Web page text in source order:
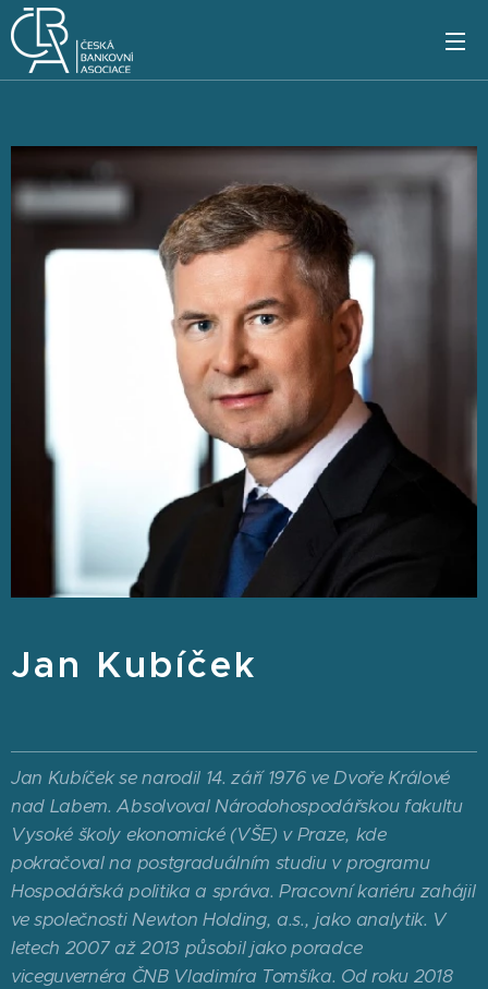
Jan Kubíček
Jan Kubíček se narodil 14. září 1976 ve Dvoře Králové
nad Labem. Absolvoval Národohospodářskou fakultu
Vysoké školy ekonomické (VŠE) v Praze, kde
pokračoval na postgraduálním studiu v programu
Hospodářská politika a správa. Pracovní kariéru zahájil
ve společnosti Newton Holding, a.s., jako analytik. V
letech 2007 až 2013 působil jako poradce
viceguvernéra ČNB Vladimíra Tomšíka. Od roku 2018